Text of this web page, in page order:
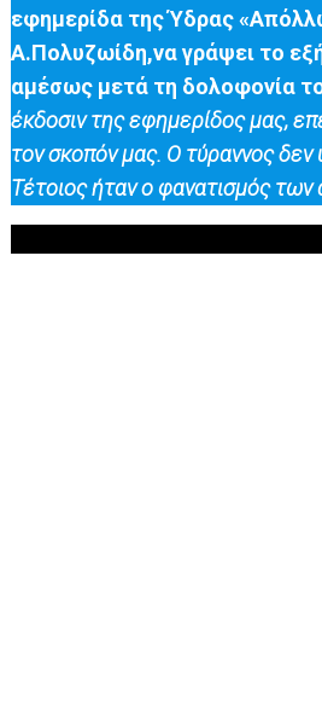
εφημερίδα της Ύδρας
Α.Πολυζωίδη,να γράψει το
αμέσως μετά τη δολοφονία
έκδοσιν της εφημερίδος μας,
τον σκοπόν μας. Ο τύραννος δεν
Τέτοιος ήταν ο φανατισμός